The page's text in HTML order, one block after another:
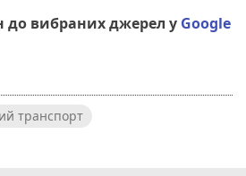
до вибраних джерел у Google
транспорт